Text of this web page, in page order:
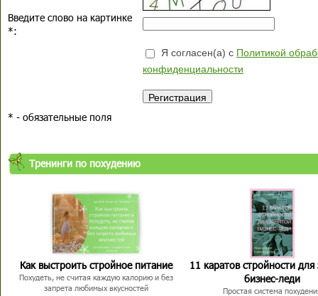
Введите слово на картинке
*:
Я согласен(а) с Политикой
конфиденциальности
* - обязательные поля
Тренинги по похудению
Как выстроить стройное питание
Похудеть, не считая каждую калорию и без
запрета любимых вкусностей
11 каратов стройности для
бизнес-леди
Простая система